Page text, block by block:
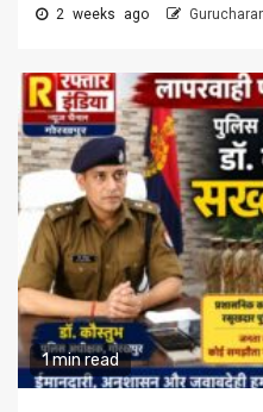
2 weeks ago
1 min read